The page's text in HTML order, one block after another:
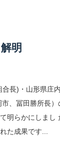
明
長)・山形県庄
、冨田勝所長
明らかにしま
た成果です...